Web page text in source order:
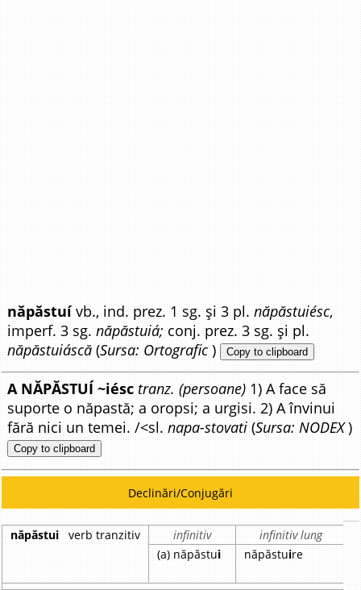
năpăstuívb., ind. prez. 1 sg. și 3 pl.năpăstuiésc,
imperf. 3 sg.năpăstuiá; conj. prez. 3 sg. și pl.
năpăstuiáscă (Sursa: Ortografic) Copy to clipboard
A NĂPĂSTUÍ ~iésc tranz. (persoane) 1) A face să
suporte o năpastă; a oropsi; a urgisi. 2) A învinui
fără nici un temei. /<sl.napa-stovati (Sursa: NODEX)
Copy to clipboard
Declinări/Conjugări
năpăstui verb tranzitiv infinitiv
infinitiv lung
(a) năpăstui năpăstuire